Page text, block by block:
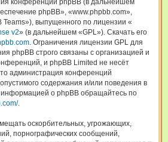
конференций phpBB (в дальнейшем
phpBB», «www.phpbb.com»,
Teams»), выпущенного по лицензии «
v2» (в дальнейшем «GPL»). Скачать его
. Ограничения лицензии GPL для
phpBB строго связаны с организацией и
и phpBB Limited не несёт
администрация конференций
содержания и/или поведения в
о phpBB обращайтесь по
.
оскорбительных, угрожающих,
порнографических сообщений,